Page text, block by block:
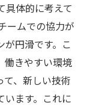
具体的に考えて
ームでの協力が
が円滑です。こ
働きやすい環境
、新しい技術
います。これに